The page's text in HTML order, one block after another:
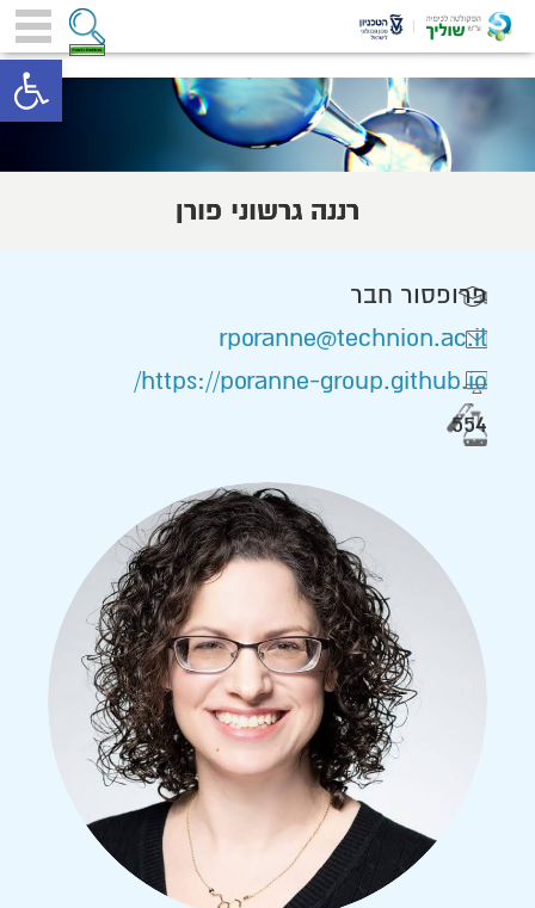
רננה גרשוני פורן
פרופסור חבר
rporanne@technion.ac.il
https://poranne-group.github.io/
554